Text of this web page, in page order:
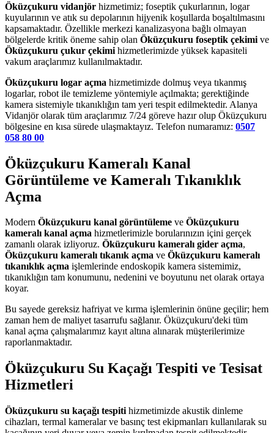
Öküzçukuru vidanjör hizmetimiz; foseptik çukurlarının, logar
kuyularının ve atık su depolarının hijyenik koşullarda boşaltılmasını
kapsamaktadır. Özellikle merkezi kanalizasyona bağlı olmayan
bölgelerde kritik öneme sahip olan Öküzçukuru foseptik çekimi ve
Öküzçukuru çukur çekimi hizmetlerimizde yüksek kapasiteli
vakum araçlarımız kullanılmaktadır.
Öküzçukuru logar açma hizmetimizde dolmuş veya tıkanmış
logarlar, robot ile temizleme yöntemiyle açılmakta; gerektiğinde
kamera sistemiyle tıkanıklığın tam yeri tespit edilmektedir. Alanya
Vidanjör olarak tüm araçlarımız 7/24 göreve hazır olup Öküzçukuru
bölgesine en kısa sürede ulaşmaktayız. Telefon numaramız: 0507
058 80 00
Öküzçukuru Kameralı Kanal
Görüntüleme ve Kameralı Tıkanıklık
Açma
Modern Öküzçukuru kanal görüntüleme ve Öküzçukuru
kameralı kanal açma hizmetlerimizle borularınızın içini gerçek
zamanlı olarak izliyoruz. Öküzçukuru kameralı gider açma,
Öküzçukuru kameralı tıkanık açma ve Öküzçukuru kameralı
tıkanıklık açma işlemlerinde endoskopik kamera sistemimiz,
tıkanıklığın tam konumunu, nedenini ve boyutunu net olarak ortaya
koyar.
Bu sayede gereksiz hafriyat ve kırma işlemlerinin önüne geçilir; hem
zaman hem de maliyet tasarrufu sağlanır. Öküzçukuru'deki tüm
kanal açma çalışmalarımız kayıt altına alınarak müşterilerimize
raporlanmaktadır.
Öküzçukuru Su Kaçağı Tespiti ve Tesisat
Hizmetleri
Öküzçukuru su kaçağı tespiti hizmetimizde akustik dinleme
cihazları, termal kameralar ve basınç test ekipmanları kullanılarak su